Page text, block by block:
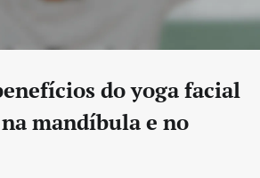
do yoga facial
mandíbula e no